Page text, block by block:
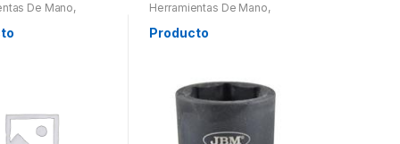
De Mano,
Otros
Herramientas De Mano,
Herramientas Otros
Producto